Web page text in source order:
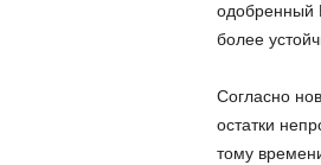
одобренный
более
Согласно
остатки
тому